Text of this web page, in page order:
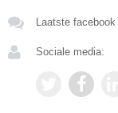
Laatste
Sociale media: